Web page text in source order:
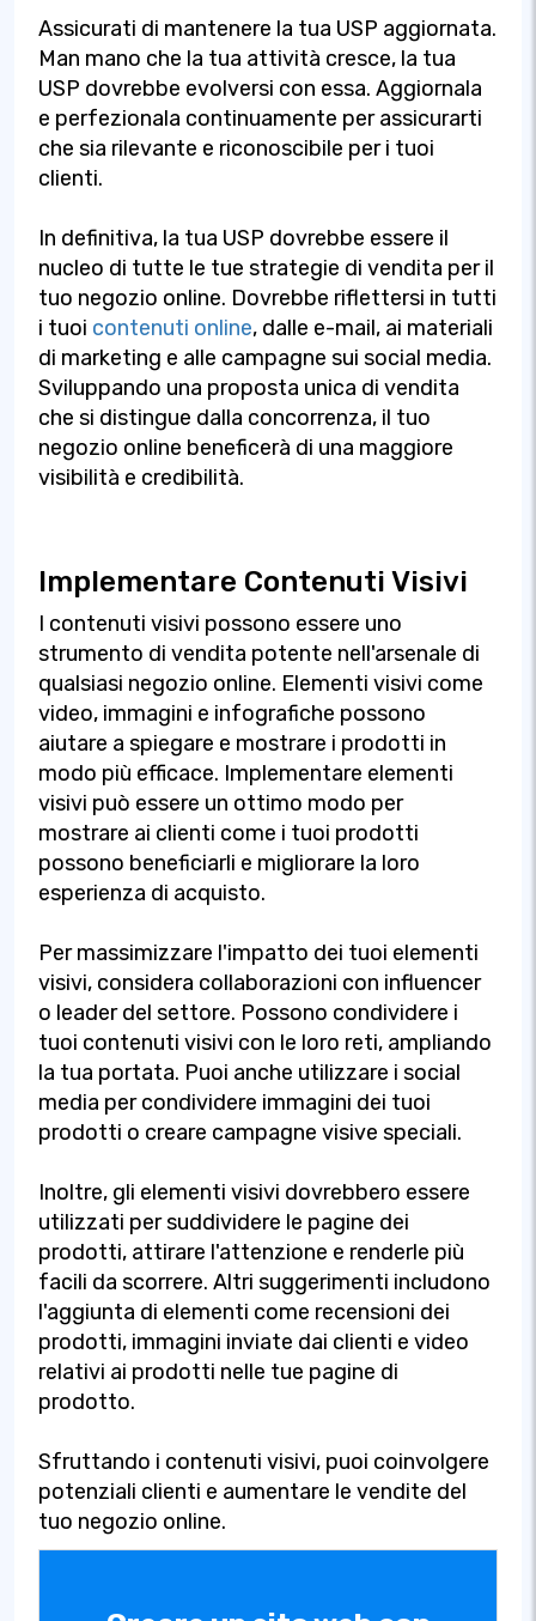
Assicurati di mantenere la tua USP aggiornata.
Man mano che la tua attività cresce, la tua
USP dovrebbe evolversi con essa. Aggiornala
e perfezionala continuamente per assicurarti
che sia rilevante e riconoscibile per i tuoi
clienti.
In definitiva, la tua USP dovrebbe essere il
nucleo di tutte le tue strategie di vendita per il
tuo negozio online. Dovrebbe riflettersi in tutti
i tuoi contenuti online, dalle e-mail, ai materiali
di marketing e alle campagne sui social media.
Sviluppando una proposta unica di vendita
che si distingue dalla concorrenza, il tuo
negozio online beneficerà di una maggiore
visibilità e credibilità.
Implementare Contenuti Visivi
I contenuti visivi possono essere uno
strumento di vendita potente nell'arsenale di
qualsiasi negozio online. Elementi visivi come
video, immagini e infografiche possono
aiutare a spiegare e mostrare i prodotti in
modo più efficace. Implementare elementi
visivi può essere un ottimo modo per
mostrare ai clienti come i tuoi prodotti
possono beneficiarli e migliorare la loro
esperienza di acquisto.
Per massimizzare l'impatto dei tuoi elementi
visivi, considera collaborazioni con influencer
o leader del settore. Possono condividere i
tuoi contenuti visivi con le loro reti, ampliando
la tua portata. Puoi anche utilizzare i social
media per condividere immagini dei tuoi
prodotti o creare campagne visive speciali.
Inoltre, gli elementi visivi dovrebbero essere
utilizzati per suddividere le pagine dei
prodotti, attirare l'attenzione e renderle più
facili da scorrere. Altri suggerimenti includono
l'aggiunta di elementi come recensioni dei
prodotti, immagini inviate dai clienti e video
relativi ai prodotti nelle tue pagine di
prodotto.
Sfruttando i contenuti visivi, puoi coinvolgere
potenziali clienti e aumentare le vendite del
tuo negozio online.